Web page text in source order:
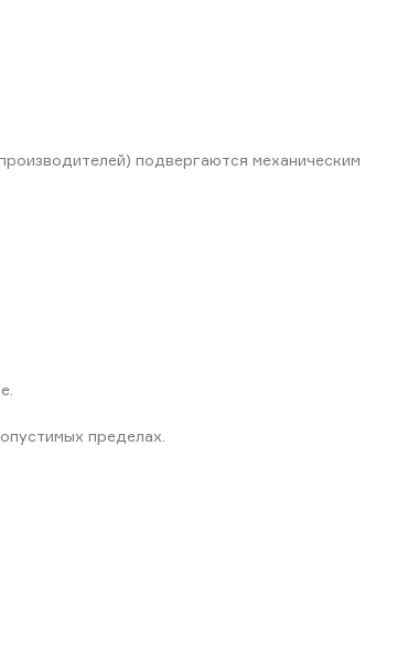
подвергаются механическим
пределах.